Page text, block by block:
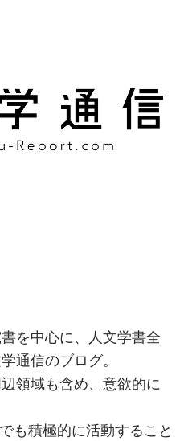
を中心に、人文学書全
通信のブログ。
領域も含め、意欲的に
も積極的に活動すること